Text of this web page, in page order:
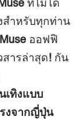
Muse ที่ไม่ได้
สำหรับทุกท่าน
Muse ออฟฟิ
สารล่าสุด! กัน
เทิงแบบ
งจากญี่ปุ่น